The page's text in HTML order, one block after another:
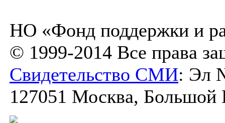
НО «Фонд поддержки и
© 1999-2014 Все права
Свидетельство СМИ: Эл
127051 Москва, Большой